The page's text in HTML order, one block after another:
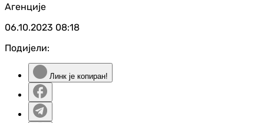
Агенције
06.10.2023 08:18
Подијели:
Линк је копиран!